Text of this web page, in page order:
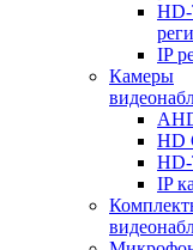
IP
Камеры
HD
IP